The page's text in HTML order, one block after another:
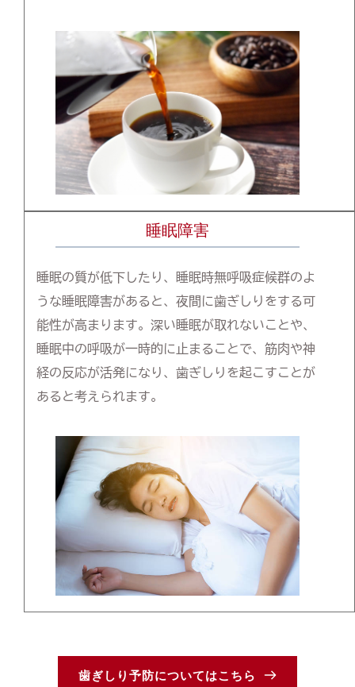
睡眠障害
睡眠の質が低下したり、睡眠時無呼吸症候群のよ
うな睡眠障害があると、夜間に歯ぎしりをする可
能性が高まります。深い睡眠が取れないことや、
睡眠中の呼吸が一時的に止まることで、筋肉や神
経の反応が活発になり、歯ぎしりを起こすことが
あると考えられます。
歯ぎしり予防についてはこちら